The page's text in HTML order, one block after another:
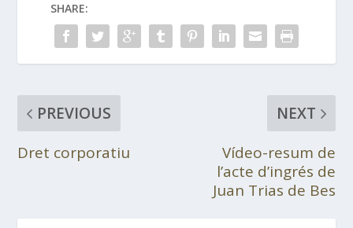
SHARE:
PREVIOUS
Dret corporatiu
NEXT
Vídeo-resum de
l’acte d’ingrés de
Juan Trias de Bes